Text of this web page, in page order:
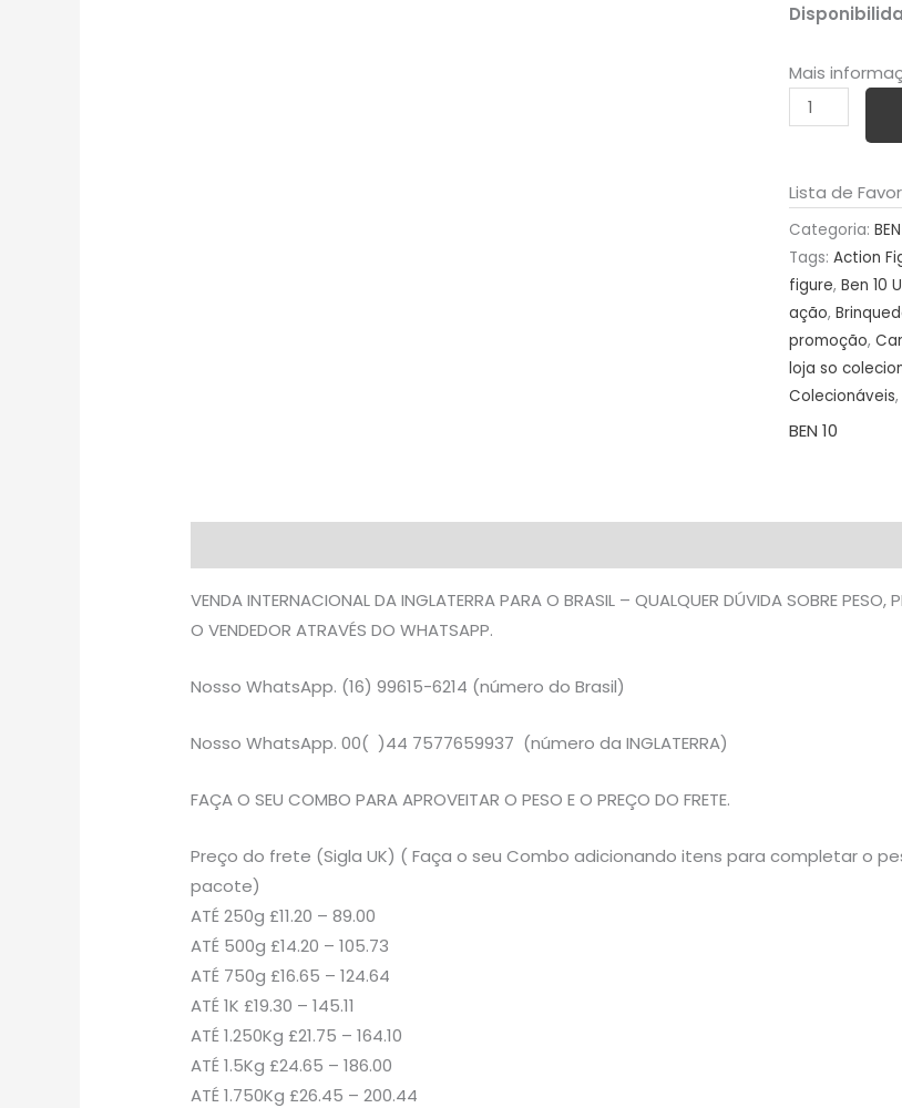
Mais
GRAMAS
USADO
(UK)
FRETE
NA
DESCRIÇÃO
quantidade
Lista de
Categoria:
Tags: Action
figure, Ben 10
ação,
promoção,
loja so
Colecionáveis,
BEN 10
VENDA INTERNACIONAL DA INGLATERRA PARA O BRASIL – QUALQUER DÚVIDA SOBRE PESO,
O VENDEDOR ATRAVÉS DO WHATSAPP.
Nosso WhatsApp. (16) 99615-6214 (número do Brasil)
Nosso WhatsApp. 00( )44 7577659937 (número da INGLATERRA)
FAÇA O SEU COMBO PARA APROVEITAR O PESO E O PREÇO DO FRETE.
Preço do frete (Sigla UK) ( Faça o seu Combo adicionando itens para completar o
pacote)
ATÉ 250g £11.20 – 89.00
ATÉ 500g £14.20 – 105.73
ATÉ 750g £16.65 – 124.64
ATÉ 1K £19.30 – 145.11
ATÉ 1.250Kg £21.75 – 164.10
ATÉ 1.5Kg £24.65 – 186.00
ATÉ 1.750Kg £26.45 – 200.44